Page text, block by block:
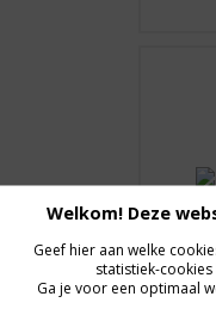
Welkom! Deze
Geef hier aan welke
statistiek-
Ga je voor een optimaal